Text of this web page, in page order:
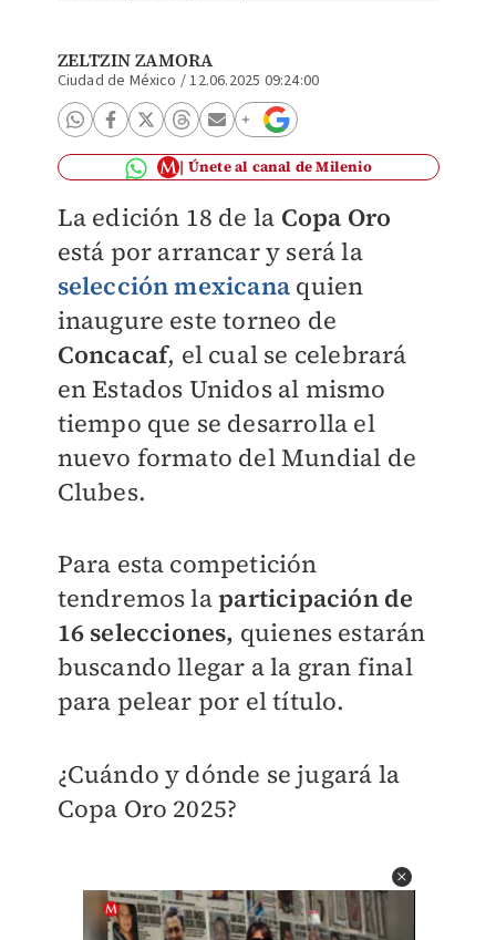
ZELTZIN ZAMORA
Ciudad de México /12.06.2025 09:24:00
Únete al canal de Milenio
La edición 18 de la Copa Oro
está por arrancar y será la
selección mexicana quien
inaugure este torneo de
Concacaf, el cual se celebrará
en Estados Unidos al mismo
tiempo que se desarrolla el
nuevo formato del Mundial de
Clubes.
Para esta competición
tendremos laparticipación de
16 selecciones, quienes estarán
buscando llegar a la gran final
para pelear por el título.
¿Cuándo y dónde se jugará la
Copa Oro 2025?